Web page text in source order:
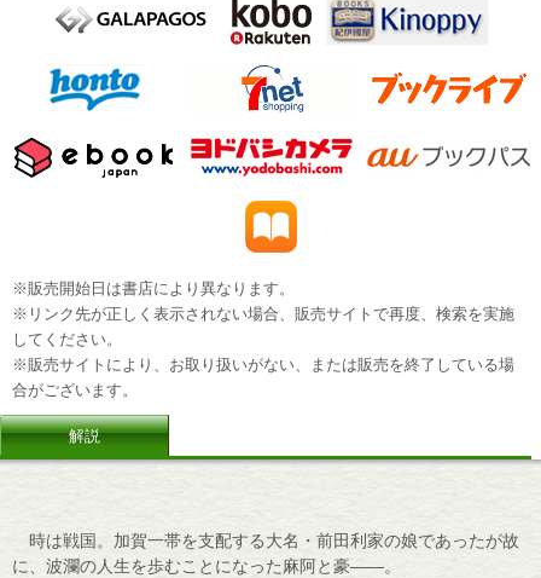
※販売開始日は書店により異なります。
※リンク先が正しく表示されない場合、販売サイトで再度、検索を実施
してください。
※販売サイトにより、お取り扱いがない、または販売を終了している場
合がございます。
解説
時は戦国。加賀一帯を支配する大名・前田利家の娘であったが故
に、波瀾の人生を歩むことになった麻阿と豪――。